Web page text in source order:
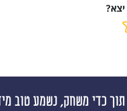
כדי משחק, נשמע טוב